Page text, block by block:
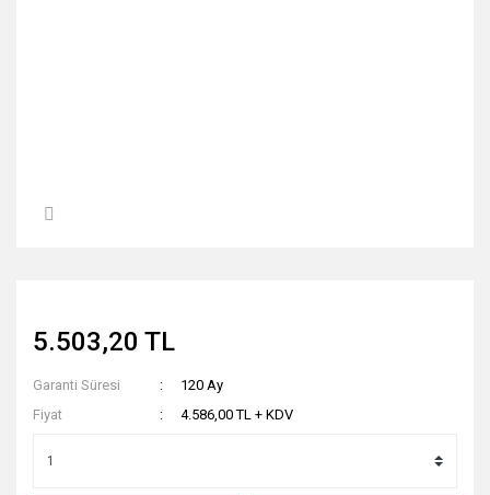
5.503,20 TL
Garanti Süresi
120 Ay
Fiyat
4.586,00 TL + KDV